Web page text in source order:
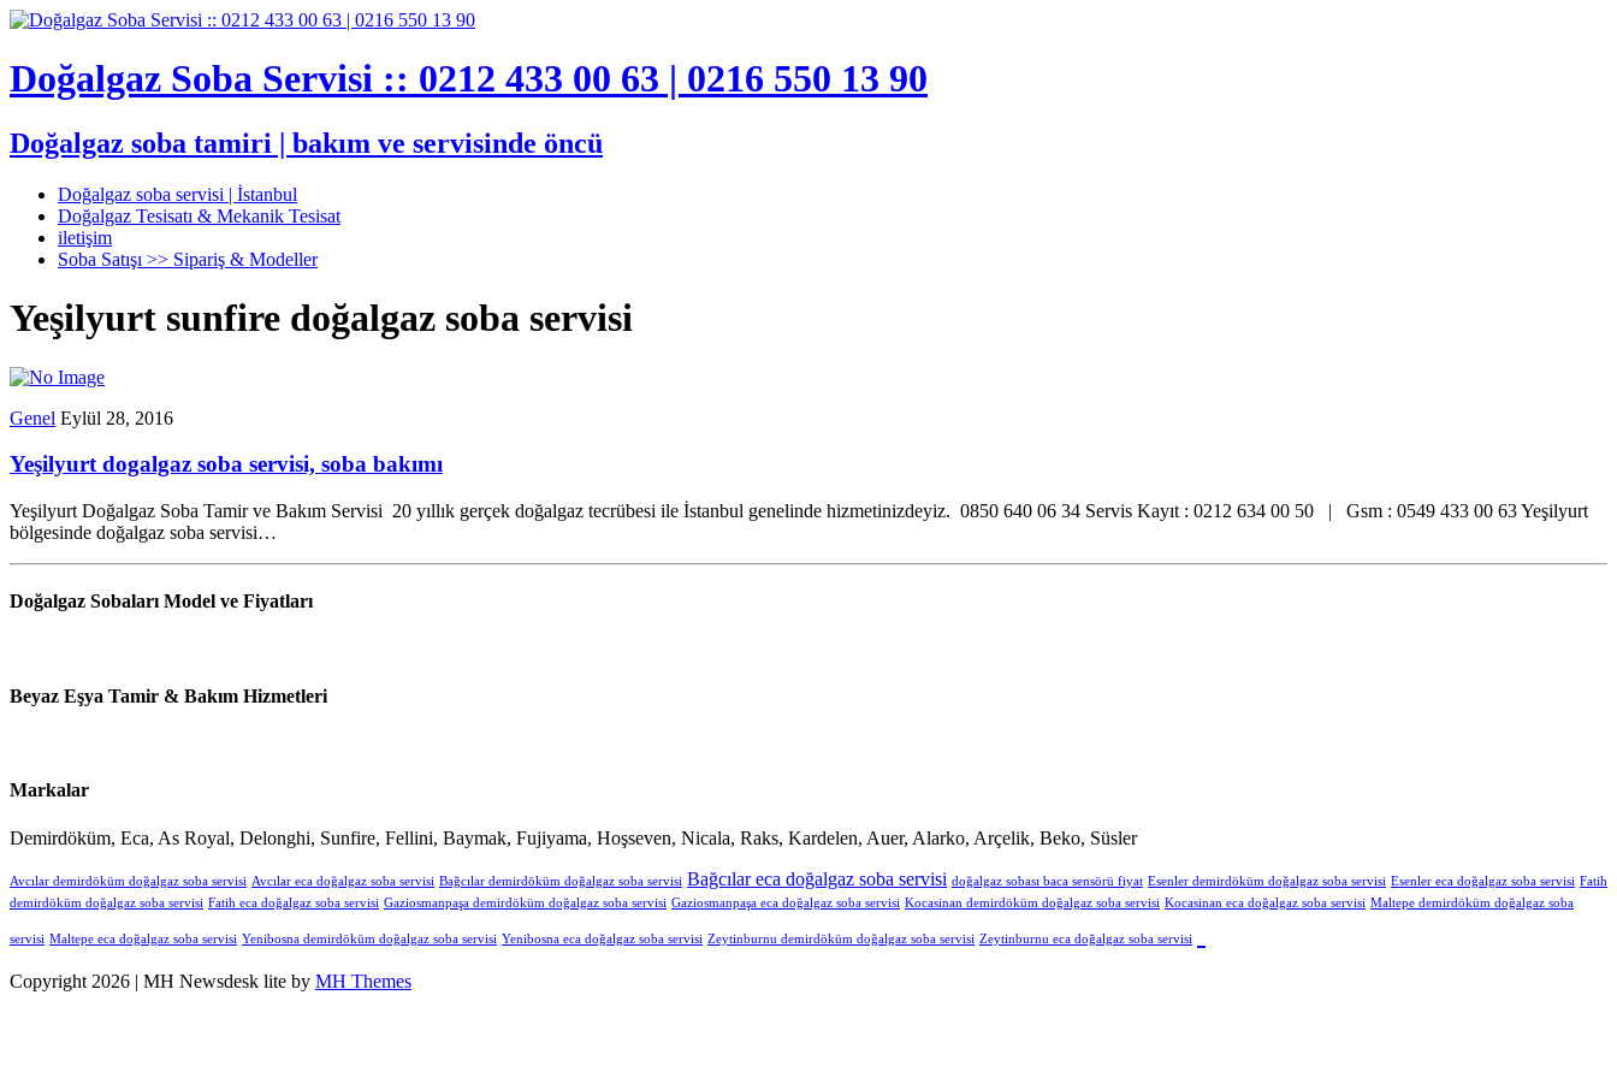
Doğalgaz Soba Servisi :: 0212 433 00 63 | 0216 550 13 90
Doğalgaz soba tamiri | bakım ve servisinde öncü
Doğalgaz soba servisi | İstanbul
Doğalgaz Tesisatı & Mekanik Tesisat
iletişim
Soba Satışı >> Sipariş & Modeller
Yeşilyurt sunfire doğalgaz soba servisi
Genel Eylül 28, 2016
Yeşilyurt dogalgaz soba servisi, soba bakımı
Yeşilyurt Doğalgaz Soba Tamir ve Bakım Servisi 20 yıllık gerçek doğalgaz tecrübesi ile İstanbul genelinde hizmetinizdeyiz. 0850 640 06 34 Servis Kayıt : 0212 634 00 50 | Gsm : 0549 433 00 63 Yeşilyurt
bölgesinde doğalgaz soba servisi…
Doğalgaz Sobaları Model ve Fiyatları
Beyaz Eşya Tamir & Bakım Hizmetleri
Markalar
Demirdöküm, Eca, As Royal, Delonghi, Sunfire, Fellini, Baymak, Fujiyama, Hoşseven, Nicala, Raks, Kardelen, Auer, Alarko, Arçelik, Beko, Süsler
Avcılar demirdöküm doğalgaz soba servisi Avcılar eca doğalgaz soba servisi Bağcılar demirdöküm doğalgaz soba servisi Bağcılar eca doğalgaz soba servisi doğalgaz sobası baca sensörü fiyat Esenler demirdöküm doğalgaz soba servisi Esenler eca doğalgaz soba servisi Fatih
demirdöküm doğalgaz soba servisi Fatih eca doğalgaz soba servisi Gaziosmanpaşa demirdöküm doğalgaz soba servisi Gaziosmanpaşa eca doğalgaz soba servisi Kocasinan demirdöküm doğalgaz soba servisi Kocasinan eca doğalgaz soba servisi Maltepe demirdöküm doğalgaz soba
servisi Maltepe eca doğalgaz soba servisi Yenibosna demirdöküm doğalgaz soba servisi Yenibosna eca doğalgaz soba servisi Zeytinburnu demirdöküm doğalgaz soba servisi Zeytinburnu eca doğalgaz soba servisi
Copyright 2026 | MH Newsdesk lite by MH Themes